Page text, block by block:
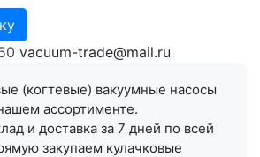
vacuum-trade@mail.ru
(когтевые) вакуумные насосы
ассортименте.
и доставка за 7 дней по всей
закупаем кулачковые